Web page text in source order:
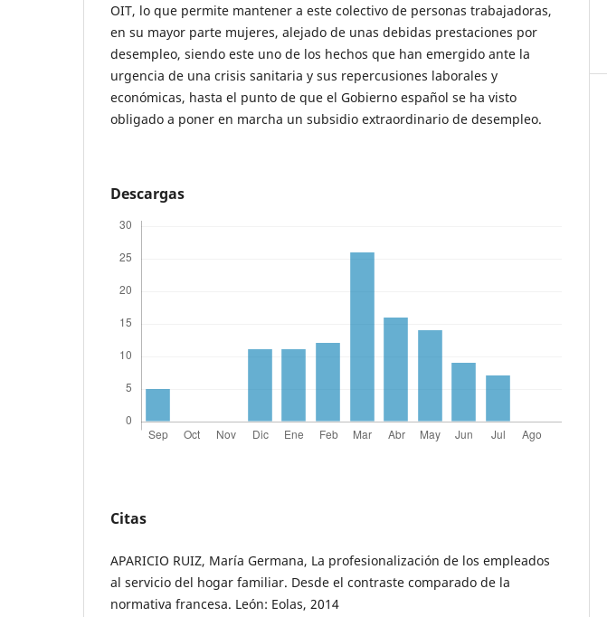
OIT, lo que permite mantener a este colectivo de personas trabajadoras,
en su mayor parte mujeres, alejado de unas debidas prestaciones por
desempleo, siendo este uno de los hechos que han emergido ante la
urgencia de una crisis sanitaria y sus repercusiones laborales y
económicas, hasta el punto de que el Gobierno español se ha visto
obligado a poner en marcha un subsidio extraordinario de desempleo.
Descargas
Citas
APARICIO RUIZ, María Germana, La profesionalización de los empleados
al servicio del hogar familiar. Desde el contraste comparado de la
normativa francesa. León: Eolas, 2014